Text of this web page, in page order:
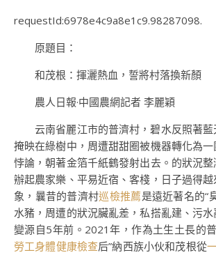
requestId:6978e4c9a8e1c9.98287098.
原題目：
和茂根：揮灑熱血，誓將村落換新顏
農人日報·中國農網記者 李麗穎
云南省麗江市的普濟村，碧水反照著
掩映在綠樹中，周遭甜甜圈被機器轉化為
悖論，朝著金箔千紙鶴發射出去。的狀況
辦起農家樂、平易近宿、客棧，日子過得
象，曩昔的普濟村巡檢推薦是遠近著名的“
水豬，周遭的狀況臟亂差，私搭亂建、污
變源自5年前。2021年，作為土生土長的
勞工身體健康檢查后”納西族小伙和茂根從